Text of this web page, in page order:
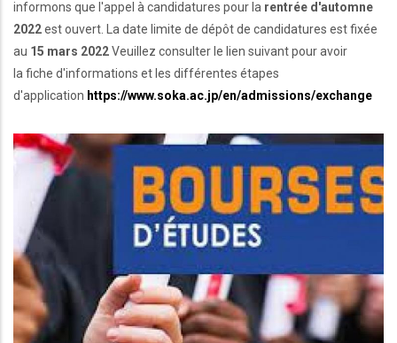
informons que l'appel à candidatures pour la rentrée d'automne
2022est ouvert. La date limite de dépôt de candidatures est fixée
au 15 mars 2022Veuillez consulter le lien suivant pour avoir
la fiche d'informations et les différentes étapes
d'application https://www.soka.ac.jp/en/admissions/exchange